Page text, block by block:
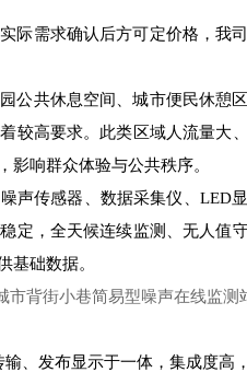
际需求确认后方可定价格，我
公共休息空间、城市便民休憩
较高要求。此类区域人流量大
影响群众体验与公共秩序。
声传感器、数据采集仪、LED
定，全天候连续监测、无人值
基础数据。
、发布显示于一体，集成度高